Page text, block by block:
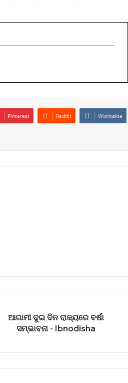
Pinterest Reddit VKontakte
ଆଗାମୀ ଦୁଇ ଦିନ ରାଜ୍ୟରେ ବର୍ଷା
ସମ୍ଭାବନା - Ibnodisha